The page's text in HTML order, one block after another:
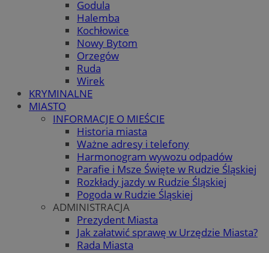
Godula
Halemba
Kochłowice
Nowy Bytom
Orzegów
Ruda
Wirek
KRYMINALNE
MIASTO
INFORMACJE O MIEŚCIE
Historia miasta
Ważne adresy i telefony
Harmonogram wywozu odpadów
Parafie i Msze Święte w Rudzie Śląskiej
Rozkłady jazdy w Rudzie Śląskiej
Pogoda w Rudzie Śląskiej
ADMINISTRACJA
Prezydent Miasta
Jak załatwić sprawę w Urzędzie Miasta?
Rada Miasta